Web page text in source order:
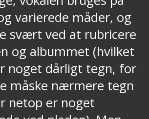
varierede måder, og
svært ved at rubricere
og albummet (hvilket
noget dårligt tegn, for
måske nærmere tegn
netop er noget